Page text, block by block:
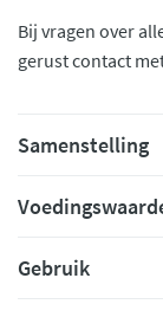
Bij vragen over
gerust contact
Samenstelling
Gebruik